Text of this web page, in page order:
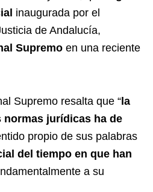
inaugurada por el
de Andalucía,
Supremo en una reciente
Supremo resalta que “ la
jurídicas ha de
propio de sus palabras
del tiempo en que han
a su